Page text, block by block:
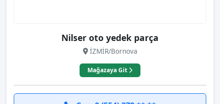
Nilser oto yedek parça
İZMİR/Bornova
Mağazaya Git